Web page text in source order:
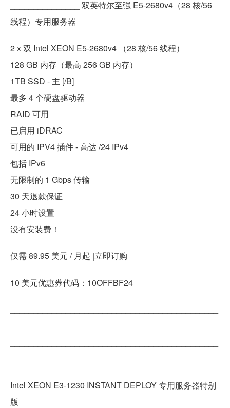
_______________ 双英特尔至强 E5-2680v4（28 核/56
线程）专用服务器
2 x 双 Intel XEON E5-2680v4 （28 核/56 线程）
128 GB 内存（最高 256 GB 内存）
1TB SSD - 主 [/B]
最多 4 个硬盘驱动器
RAID 可用
已启用 iDRAC
可用的 IPV4 插件 - 高达 /24 IPv4
包括 IPv6
无限制的 1 Gbps 传输
30 天退款保证
24 小时设置
没有安装费！
仅需 89.95 美元 / 月起 |立即订购
10 美元优惠券代码：10OFFBF24
Intel XEON E3-1230 INSTANT DEPLOY 专用服务器特别
版